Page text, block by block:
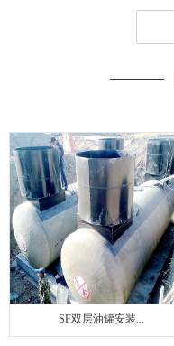
SF双层油罐安装...